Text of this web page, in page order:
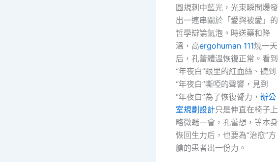
圓規刺中藍光，光束瞬間爆發
出一連串關於「愛與被愛」的
哲學辯論氣泡。時送藥和降
溫，高ergohuman 111燒一天
后，孔蕾體溫恢復正常。看到
“年夜白”眼里的紅血絲、聽到
“年夜白”嘶啞的聲響，見到
“年夜白”為了恢復膂力， 辦公
室規劃設計只是伸直在椅子上
略微瞇一會，孔蕾想，等本身
恢回生力后，也要為“治愈”方
艙的患者出一份力。